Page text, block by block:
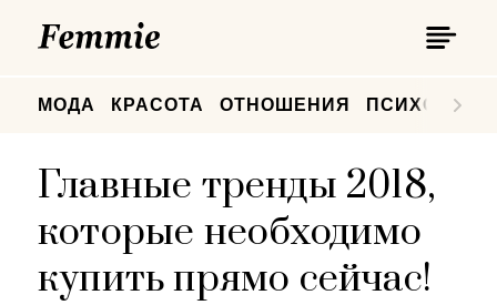
МОДА КРАСОТА ОТНОШЕНИЯ
Главные тренды 2018,
которые необходимо
купить прямо сейчас!